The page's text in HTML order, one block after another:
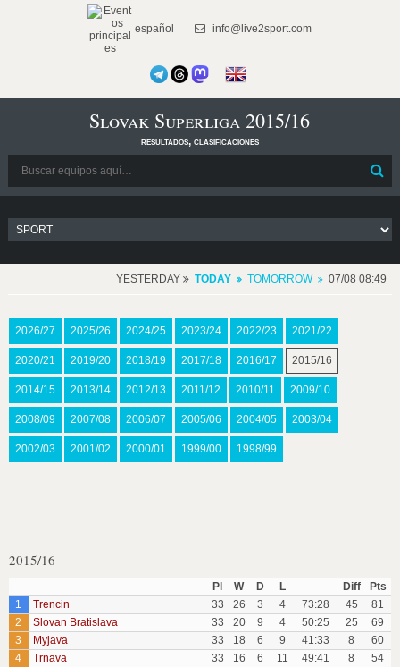
español info@live2sport.com
Slovak Superliga 2015/16
resultados, clasificaciones
YESTERDAY TODAY TOMORROW 07/08 08:49
2026/27 2025/26 2024/25 2023/24 2022/23 2021/22
2020/21 2019/20 2018/19 2017/18 2016/17 2015/16
2014/15 2013/14 2012/13 2011/12 2010/11 2009/10
2008/09 2007/08 2006/07 2005/06 2004/05 2003/04
2002/03 2001/02 2000/01 1999/00 1998/99
2015/16
Pl W D L Diff
Pts
1
Trencin 33 26 3 4 73:28 45
81
2
Slovan Bratislava 33 20 9 4 50:25 25
69
3
Myjava 33 18 6 9 41:33 8
60
4
Trnava 33 16 6 11 49:41 8
54